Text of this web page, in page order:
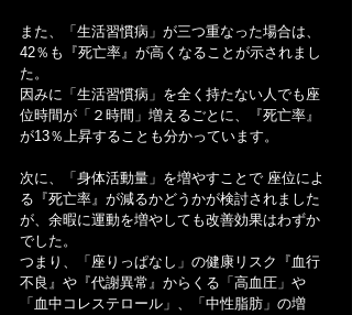
また、「生活習慣病」が三つ重なった場合は、
42％も『死亡率』が高くなることが示されまし
た。
因みに「生活習慣病」を全く持たない人でも座
位時間が「２時間」増えるごとに、『死亡率』
が13％上昇することも分かっています。
次に、「身体活動量」を増やすことで 座位によ
る『死亡率』が減るかどうかが検討されました
が、余暇に運動を増やしても改善効果はわずか
でした。
つまり、「座りっぱなし」の健康リスク『血行
不良』や『代謝異常』からくる「高血圧」や
「血中コレステロール」、「中性脂肪」の増